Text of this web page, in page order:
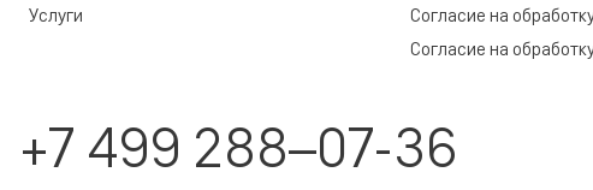
Услуги
Согласие на
Согласие на
+7 499 288–07-36